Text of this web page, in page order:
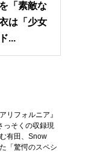
「素敵な
は「少女
...
リフォルニア』
っそくの収録現
有田、Snow
「驚愕のスペシ